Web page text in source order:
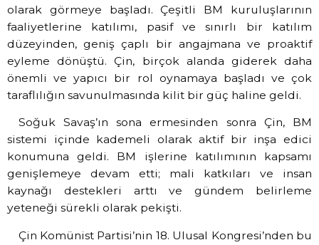
olarak görmeye başladı. Çeşitli BM kuruluşlarının
faaliyetlerine katılımı, pasif ve sınırlı bir katılım
düzeyinden, geniş çaplı bir angajmana ve proaktif
eyleme dönüştü. Çin, birçok alanda giderek daha
önemli ve yapıcı bir rol oynamaya başladı ve çok
taraflılığın savunulmasında kilit bir güç haline geldi.
Soğuk Savaş’ın sona ermesinden sonra Çin, BM
sistemi içinde kademeli olarak aktif bir inşa edici
konumuna geldi. BM işlerine katılımının kapsamı
genişlemeye devam etti; mali katkıları ve insan
kaynağı destekleri arttı ve gündem belirleme
yeteneği sürekli olarak pekişti.
Çin Komünist Partisi’nin 18. Ulusal Kongresi’nden bu